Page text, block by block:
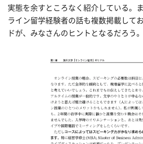
実態を余すところなく紹介している。
ライン留学経験者の話も複数掲載して
ドが、みなさんのヒントとなるだろう。